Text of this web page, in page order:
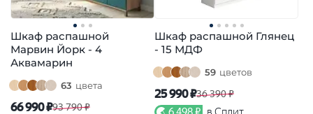
Шкаф распашной
Марвин Йорк - 4
Аквамарин
63 цвета
66 990 ₽93 790 ₽
Шкаф распашной Глянец
- 15 МДФ
59 цветов
25 990 ₽36 390 ₽